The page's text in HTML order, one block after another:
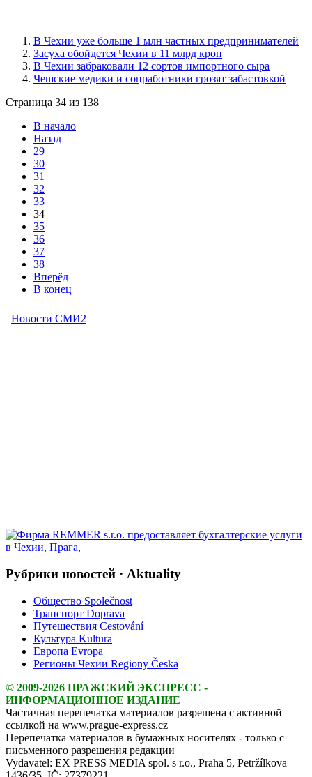
В Чехии уже больше 1 млн частных предпринимателей
Засуха обойдется Чехии в 11 млрд крон
В Чехии забраковали 12 сортов импортного сыра
Чешские медики и соцработники грозят забастовкой
Страница 34 из 138
В начало
Назад
29
30
31
32
33
34
35
36
37
38
Вперёд
В конец
Рубрики новостей · Aktuality
Общество Společnost
Транспорт Doprava
Путешествия Cestování
Культура Kultura
Европа Evropa
Регионы Чехии Regiony Česka
© 2009-2026 ПРАЖСКИЙ ЭКСПРЕСС -
ИНФОРМАЦИОННОЕ ИЗДАНИЕ
Частичная перепечатка материалов разрешена с активной
ссылкой на www.prague-express.cz
Перепечатка материалов в бумажных носителях - только с
письменного разрешения редакции
Vydavatel: EX PRESS MEDIA spol. s r.o., Praha 5, Petržílkova